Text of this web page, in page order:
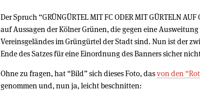
Der Spruch “GRÜNGÜRTEL MIT FC ODER MIT GÜRTELN
auf Aussagen der Kölner Grünen, die gegen eine Ausweitung
Vereinsgeländes im Grüngürtel der Stadt sind. Nun ist der
Ende des Satzes für eine Einordnung des Banners sicher
Ohne zu fragen, hat “Bild” sich dieses Foto, dasvon den
genommen und, nun ja, leicht beschnitten: